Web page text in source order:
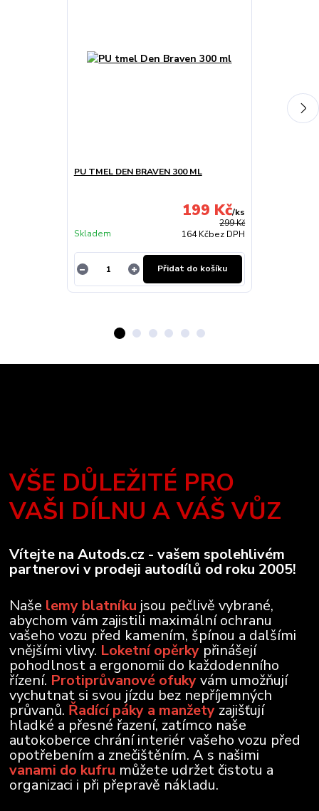
PU TMEL DEN BRAVEN 300 ML
299 Kč
199 Kč/ks
164 Kčbez DPH
Skladem
Přidat do košíku
VŠE DŮLEŽITÉ PRO
VAŠI DÍLNU A VÁŠ VŮZ
Vítejte na Autods.cz - vašem spolehlivém
partnerovi v prodeji autodílů od roku 2005!
Naše lemy blatníku jsou pečlivě vybrané,
abychom vám zajistili maximální ochranu
vašeho vozu před kamením, špínou a dalšími
vnějšími vlivy. Loketní opěrky přinášejí
pohodlnost a ergonomii do každodenního
řízení. Protiprůvanové ofukyvám umožňují
vychutnat si svou jízdu bez nepříjemných
průvanů. Řadící páky a manžety zajišťují
hladké a přesné řazení, zatímco naše
autokoberce chrání interiér vašeho vozu před
opotřebením a znečištěním. A s našimi
vanami do kufru můžete udržet čistotu a
organizaci i při přepravě nákladu.